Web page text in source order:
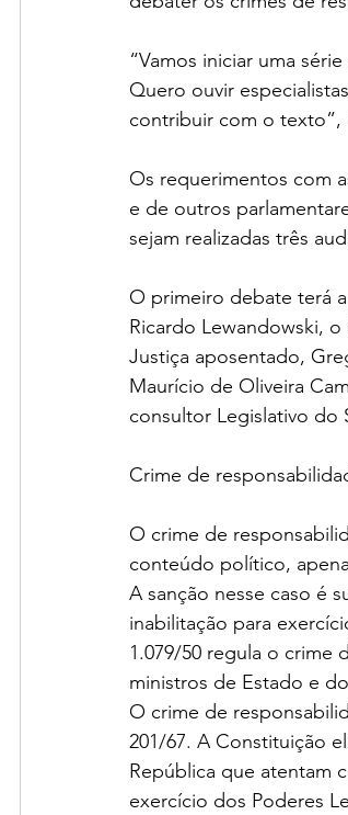
“Vamos iniciar uma
Quero ouvir
contribuir com o texto”,
Os requerimentos com
e de outros
sejam realizadas três
O primeiro debate terá
Ricardo Lewandowski,
Justiça aposentado,
Maurício de Oliveira
consultor Legislativo do
Crime de
O crime de
conteúdo político,
A sanção nesse caso é
inabilitação para
1.079/50 regula o crime
ministros de Estado e
O crime de
201/67. A Constituição
República que atentam
exercício dos Poderes